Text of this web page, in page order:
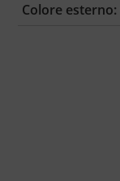
Colore esterno: